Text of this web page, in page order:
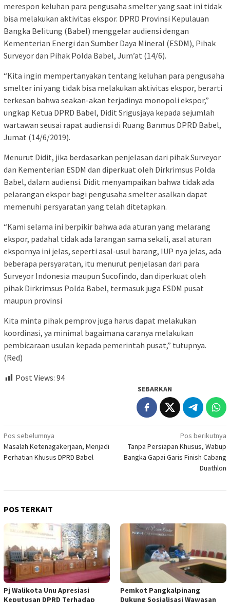
merespon keluhan para pengusaha smelter yang saat ini tidak
bisa melakukan aktivitas ekspor. DPRD Provinsi Kepulauan
Bangka Belitung (Babel) menggelar audiensi dengan
Kementerian Energi dan Sumber Daya Mineral (ESDM), Pihak
Surveyor dan Pihak Polda Babel, Jum’at (14/6).
“Kita ingin mempertanyakan tentang keluhan para pengusaha
smelter ini yang tidak bisa melakukan aktivitas ekspor, berarti
terkesan bahwa seakan-akan terjadinya monopoli ekspor,”
ungkap Ketua DPRD Babel, Didit Srigusjaya kepada sejumlah
wartawan seusai rapat audiensi di Ruang Banmus DPRD Babel,
Jumat (14/6/2019).
Menurut Didit, jika berdasarkan penjelasan dari pihak Surveyor
dan Kementerian ESDM dan diperkuat oleh Dirkrimsus Polda
Babel, dalam audiensi. Didit menyampaikan bahwa tidak ada
pelarangan ekspor bagi pengusaha smelter asalkan dapat
memenuhi persyaratan yang telah ditetapkan.
“Kami selama ini berpikir bahwa ada aturan yang melarang
ekspor, padahal tidak ada larangan sama sekali, asal aturan
ekspornya ini jelas, seperti asal-usul barang, IUP nya jelas, ada
beberapa persyaratan, itu menurut penjelasan dari para
Surveyor Indonesia maupun Sucofindo, dan diperkuat oleh
pihak Dirkrimsus Polda Babel, termasuk juga ESDM pusat
maupun provinsi
Kita minta pihak pemprov juga harus dapat melakukan
koordinasi, ya minimal bagaimana caranya melakukan
pembicaraan usulan kepada pemerintah pusat,” tutupnya.
(Red)
Post Views: 94
SEBARKAN
Navigasi
pos
Pos sebelumnya
Masalah Ketenagakerjaan, Menjadi
Perhatian Khusus DPRD Babel
Pos berikutnya
Tanpa Persiapan Khusus, Wabup
Bangka Gapai Garis Finish Cabang
Duathlon
POS TERKAIT
Pj Walikota Unu Apresiasi
Keputusan DPRD Terhadap
Pemkot Pangkalpinang
Dukung Sosialisasi Wawasan